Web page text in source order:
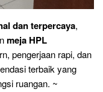
dan terpercaya,
meja HPL
pengerjaan rapi, dan
terbaik yang
ruangan. ~